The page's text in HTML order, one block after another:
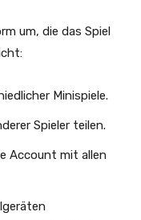
um, die das Spiel
Minispiele.
Spieler teilen.
Account mit allen